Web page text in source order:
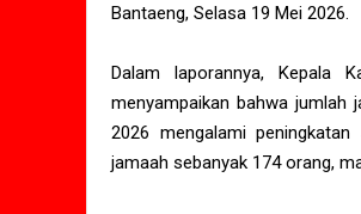
Bantaeng, Selasa 19 Mei 2026.
Dalam laporannya, Kepala
menyampaikan bahwa jumlah
2026 mengalami
jamaah sebanyak 174 orang,